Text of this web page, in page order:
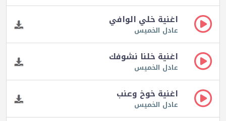
اغنية خلي الوافي
عادل الخميس
اغنية خلنا نشوفك
عادل الخميس
اغنية خوخ وعنب
عادل الخميس